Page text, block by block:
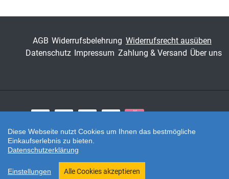
AGB Widerrufsbelehrung Widerrufsrecht ausüben
Datenschutz Impressum Zahlung & Versand Über uns
Zahlungsarten
Twitter
Shop erstellt mit VersaCommerce.
Diese Webseite nutzt Cookies um Ihnen das bestmögliche
Einkaufserlebnis zu bieten.
Datenschutzerklärung
Einstellungen Alle Cookies akzeptieren